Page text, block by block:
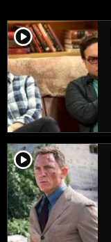
player2
player2